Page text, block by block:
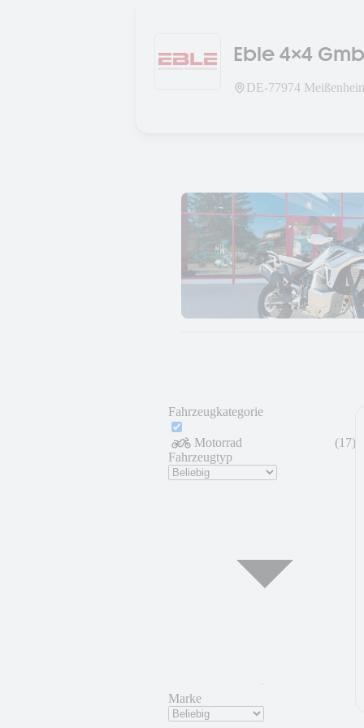
Eble 4x4
DE-77974
Fahrzeugkategorie
Motorrad (17)
Fahrzeugtyp
Marke